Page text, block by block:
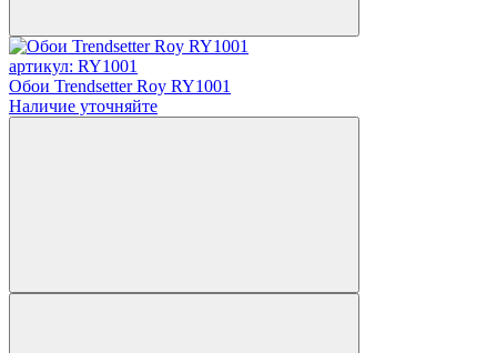
артикул: RY1001
Обои Trendsetter Roy RY1001
Наличие уточняйте